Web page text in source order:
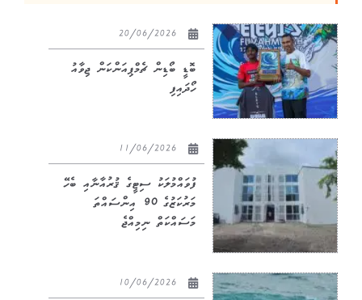
ބޮޑީ ބޯޑިން ޗެމްޕިއަންކަން ޖިވާއު
ހޯދައިފި
ފުވައްމުލަކު ސިޓީގެ ޤުރުއާނާއި ބެހޭ
މަރުކަޒުގެ 90 އިންސައްތަ
މަސައްކަތް ނިމިއްޖެ